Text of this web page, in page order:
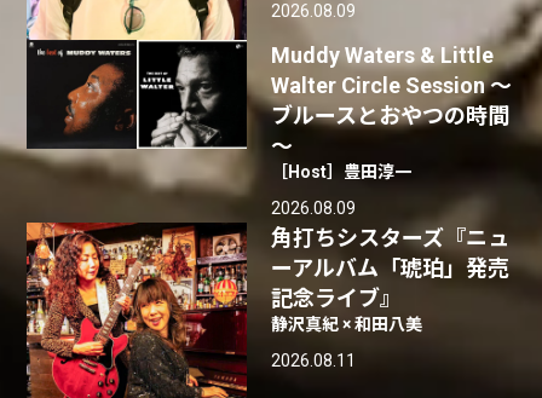
2026.08.09
Muddy Waters & Little
Walter Circle Session ～
ブルースとおやつの時間
～
［Host］豊田淳一
2026.08.09
角打ちシスターズ『ニュ
ーアルバム「琥珀」発売
記念ライブ』
静沢真紀 × 和田八美
2026.08.11